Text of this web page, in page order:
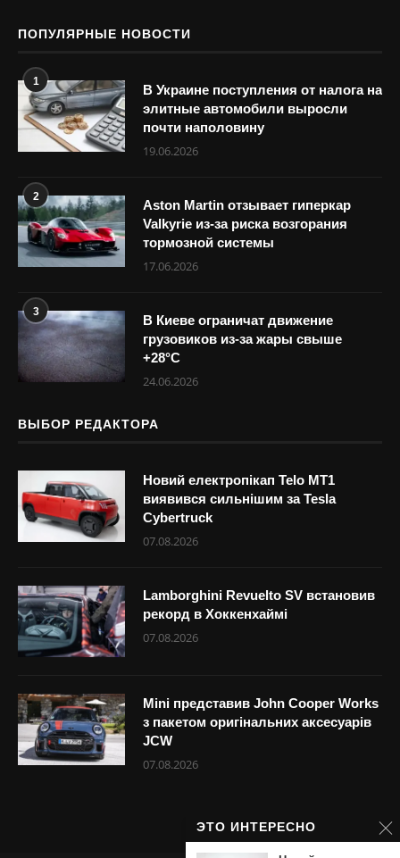
ПОПУЛЯРНЫЕ НОВОСТИ
1
В Украине поступления от налога на
элитные автомобили выросли
почти наполовину
19.06.2026
2
Aston Martin отзывает гиперкар
Valkyrie из-за риска возгорания
тормозной системы
17.06.2026
3
В Киеве ограничат движение
грузовиков из-за жары свыше
+28°С
24.06.2026
ВЫБОР РЕДАКТОРА
Новий електропікап Telo MT1
виявився сильнішим за Tesla
Cybertruck
07.08.2026
Lamborghini Revuelto SV встановив
рекорд в Хоккенхаймі
07.08.2026
Mini представив John Cooper Works
з пакетом оригінальних аксесуарів
JCW
07.08.2026
ЭТО ИНТЕРЕСНО